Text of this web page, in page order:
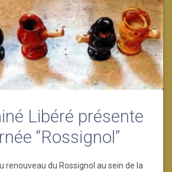
Libéré présente
“Rossignol”
renouveau du Rossignol au sein de la